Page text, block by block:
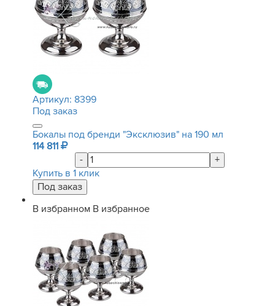
Артикул: 8399
Под заказ
Бокалы под бренди "Эксклюзив" на 190 мл
114 811
-
+
Купить в 1 клик
В избранном В избранное